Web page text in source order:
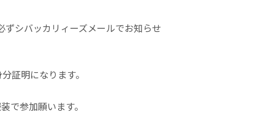
シバッカリィーズメールでお知らせ
証明になります。
で参加願います。